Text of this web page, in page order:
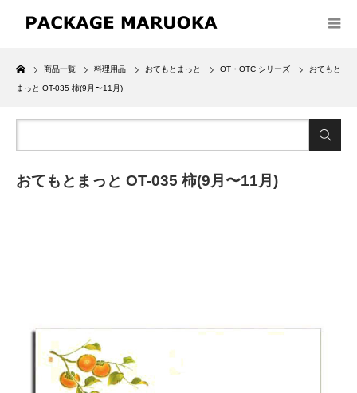
Home
商品一覧 料理用品 おてもとまっと OT・OTC シリーズ おてもと
まっと OT-035 柿(9月〜11月)
おてもとまっと OT-035 柿(9月〜11月)